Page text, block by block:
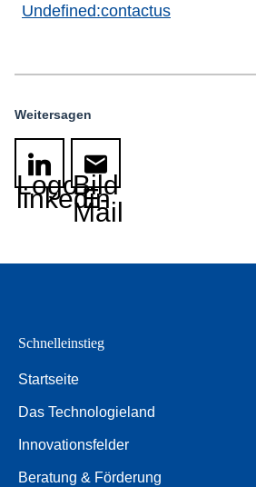
Das Technologieland
Kontakt
Undefined:contactus
Weitersagen
Logo
linkedin
Bild
E-
Mail
Schnelleinstieg
Startseite
Das Technologieland
Innovationsfelder
Beratung & Förderung